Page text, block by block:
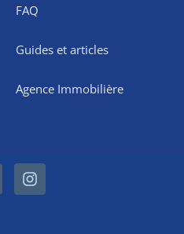
FAQ
Guides et articles
Agence Immobilière